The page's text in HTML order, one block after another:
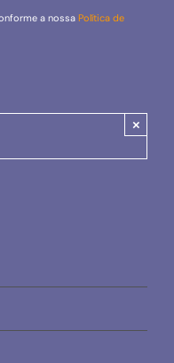
a nossa Política de
×